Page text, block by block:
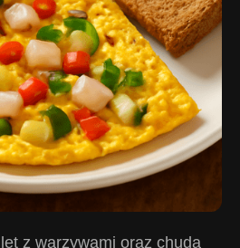
z warzywami oraz chudą